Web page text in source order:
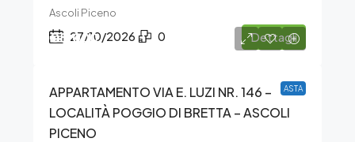
Ascoli Piceno
27/10/2026 0 Dettagli
ASTA
€8.000
APPARTAMENTO VIA E. LUZI NR. 146 –
LOCALITÀ POGGIO DI BRETTA – ASCOLI
PICENO